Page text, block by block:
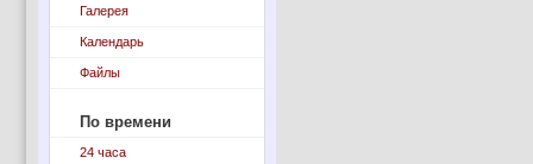
Галерея
Календарь
Файлы
По времени
24 часа